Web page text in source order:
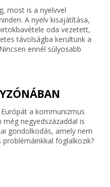
most is a nyelvvel
A nyelv kisajátítása,
oda vezetett,
távolságba kerültünk a
ennél súlyosabb
a kommunizmus
még negyedszázaddal is
gondolkodás, amely nem
problémáinkkal foglalkozik?